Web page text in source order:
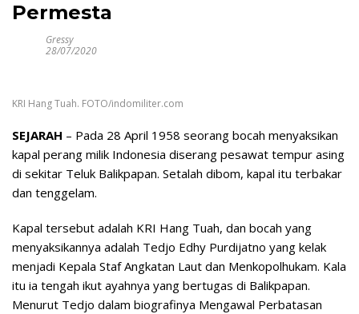
Permesta
Gressy
28/07/2020
KRI Hang Tuah. FOTO/indomiliter.com
SEJARAH – Pada 28 April 1958 seorang bocah menyaksikan
kapal perang milik Indonesia diserang pesawat tempur asing
di sekitar Teluk Balikpapan. Setalah dibom, kapal itu terbakar
dan tenggelam.
Kapal tersebut adalah KRI Hang Tuah, dan bocah yang
menyaksikannya adalah Tedjo Edhy Purdijatno yang kelak
menjadi Kepala Staf Angkatan Laut dan Menkopolhukam. Kala
itu ia tengah ikut ayahnya yang bertugas di Balikpapan.
Menurut Tedjo dalam biografinya Mengawal Perbatasan